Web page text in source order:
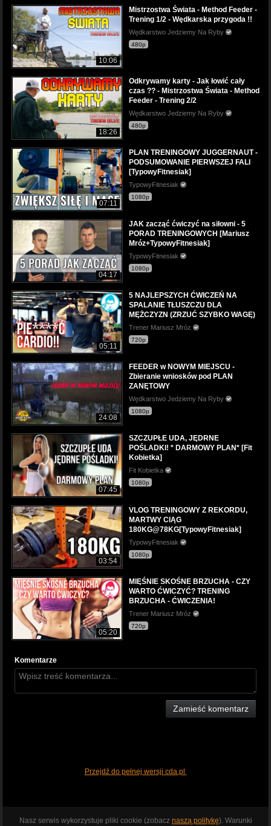
10:06
Mistrzostwa Świata - Method Feeder -
Trening 1/2 - Wędkarska przygoda !!
Wędkarstwo Jedziemy Na Ryby
480p
18:26
Odkrywamy karty - Jak łowić cały
czas ?? - Mistrzostwa Świata - Method
Feeder - Trening 2/2
Wędkarstwo Jedziemy Na Ryby
480p
07:11
PLAN TRENINGOWY JUGGERNAUT -
PODSUMOWANIE PIERWSZEJ FALI
[TypowyFitnesiak]
TypowyFitnesiak
1080p
04:17
JAK zacząć ćwiczyć na siłowni - 5
PORAD TRENINGOWYCH [Mariusz
Mróz+TypowyFitnesiak]
TypowyFitnesiak
1080p
05:11
5 NAJLEPSZYCH ĆWICZEŃ NA
SPALANIE TŁUSZCZU DLA
MĘŻCZYZN (ZRZUĆ SZYBKO WAGĘ)
Trener Mariusz Mróz
720p
24:08
FEEDER w NOWYM MIEJSCU -
Zbieranie wniosków pod PLAN
ZANĘTOWY
Wędkarstwo Jedziemy Na Ryby
1080p
07:45
SZCZUPŁE UDA, JĘDRNE
POŚLADKI! * DARMOWY PLAN* [Fit
Kobietka]
Fit Kobietka
1080p
03:54
VLOG TRENINGOWY Z REKORDU,
MARTWY CIĄG
180KG@78KG[TypowyFitnesiak]
TypowyFitnesiak
1080p
05:20
MIĘŚNIE SKOŚNE BRZUCHA - CZY
WARTO ĆWICZYĆ? TRENING
BRZUCHA - ĆWICZENIA!
Trener Mariusz Mróz
720p
Komentarze
Zamieść komentarz
Przejdź do pełnej wersji cda.pl
Nasz serwis wykorzystuje pliki cookie (zobacz naszą politykę). Warunki